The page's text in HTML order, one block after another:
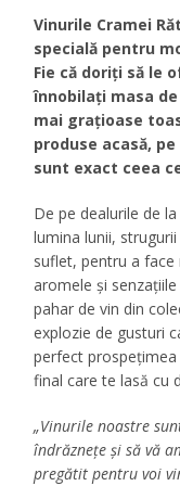
Vinurile Cramei
specială pentru
Fie că doriți să le
înnobilați masa
mai grațioase
produse acasă,
sunt exact ceea
De pe dealurile de
lumina lunii,
suflet, pentru a
aromele și
pahar de vin din
explozie de gusturi
perfect
final care te lasă cu
„Vinurile noastre
îndrăznețe și să vă
pregătit pentru voi